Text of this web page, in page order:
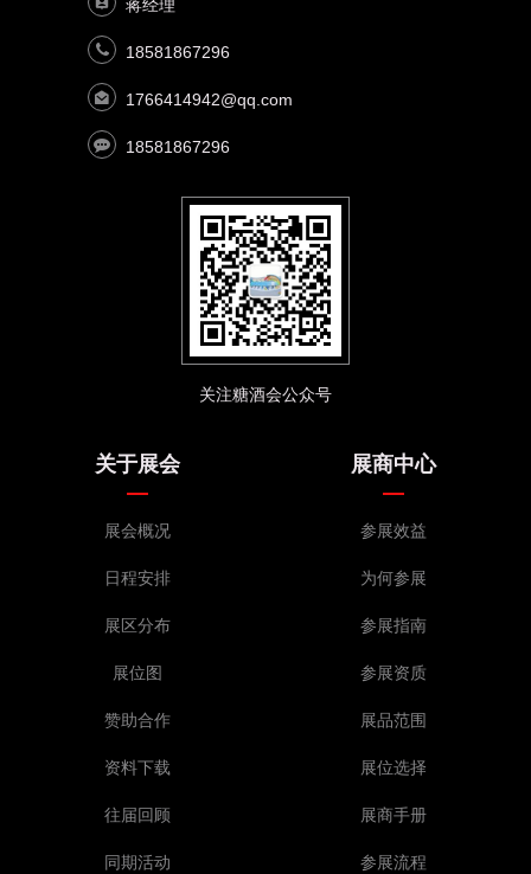
蒋经理
18581867296
1766414942@qq.com
18581867296
关注糖酒会公众号
关于展会
展会概况
日程安排
展区分布
展位图
赞助合作
资料下载
往届回顾
同期活动
展商中心
参展效益
为何参展
参展指南
参展资质
展品范围
展位选择
展商手册
参展流程